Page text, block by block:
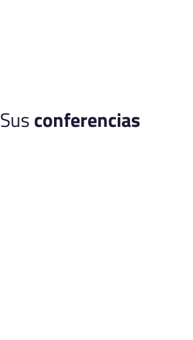
Susconferencias